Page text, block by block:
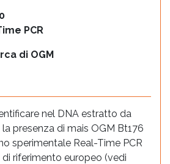
PCR
di OGM
nel DNA estratto da
presenza di mais OGM Bt176
sperimentale Real-Time PCR
riferimento europeo (vedi